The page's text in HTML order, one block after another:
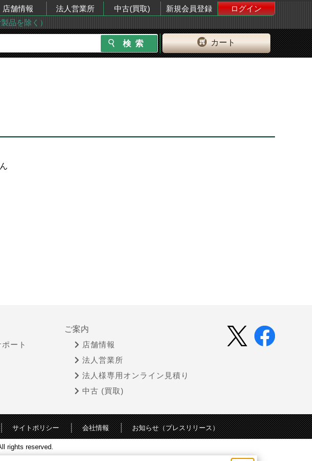
店舗情報 法人営業所 中古(買取) 新規会員登録
ログイン
品を除く）
カート
ート
ご案内
店舗情報
法人営業所
法人様専用オンライン見積り
中古 (買取)
サイトポリシー 会社情報 お知らせ（プレスリリース）
rights reserved.